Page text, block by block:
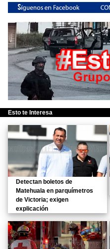
Esto te Interesa
Detectan boletos de
Matehuala en parquímetros
de Victoria; exigen
explicación